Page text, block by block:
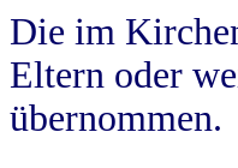
Die im
Eltern oder
übernommen.